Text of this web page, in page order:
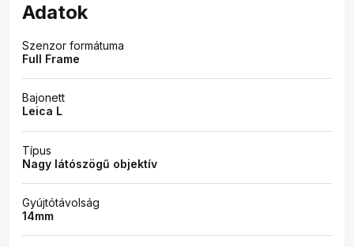
Adatok
Szenzor formátuma
Full Frame
Bajonett
Leica L
Típus
Nagy látószögű objektív
Gyújtótávolság
14mm